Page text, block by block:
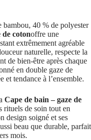
bambou, 40 % de polyester
de cotonoffre une
extrêmement agréable
naturelle, respecte la
de bien-être après chaque
en double gaze de
tendance à l’ensemble.
Cape de bain – gaze de
rituels de soin tout en
design soigné et ses
beau que durable, parfait
mois.